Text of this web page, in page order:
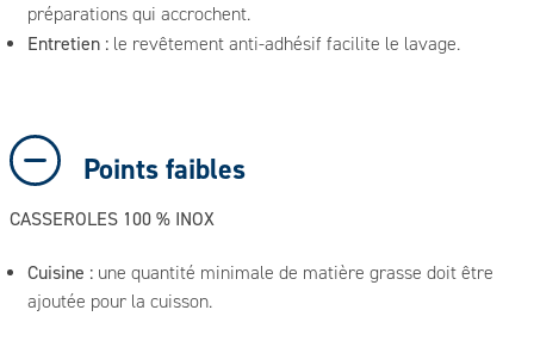
préparations qui accrochent.
Entretien : le revêtement anti-adhésif facilite le lavage.
Points faibles
CASSEROLES 100 % INOX
Cuisine : une quantité minimale de matière grasse doit être
ajoutée pour la cuisson.